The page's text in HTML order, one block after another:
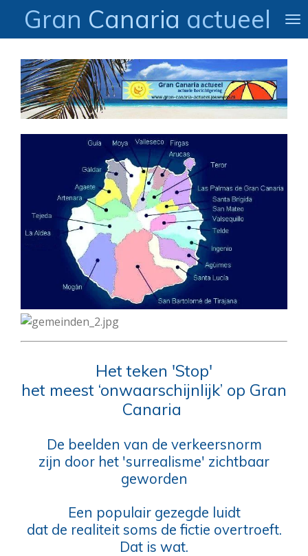
direct
hoofdinhoud
Gran Canaria actueel
Het teken 'Stop'
het meest ‘onwaarschijnlijk’ op Gran
Canaria
De beelden van de verkeersnorm
zijn door het 'surrealisme' zichtbaar
geworden
Een populair gezegde luidt
dat de realiteit soms de fictie overtroeft.
Dat is wat.